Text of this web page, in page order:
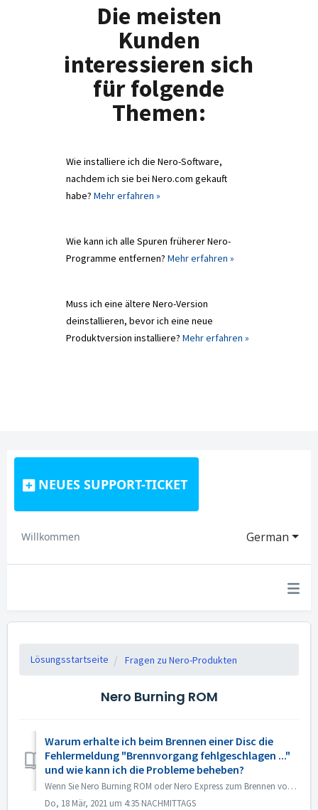
Die meisten
Kunden
interessieren sich
für folgende
Themen:
Wie installiere ich die Nero-Software,
nachdem ich sie bei Nero.com gekauft
habe? Mehr erfahren »
Wie kann ich alle Spuren früherer Nero-
Programme entfernen? Mehr erfahren »
Muss ich eine ältere Nero-Version
deinstallieren, bevor ich eine neue
Produktversion installiere? Mehr erfahren »
NEUES SUPPORT-TICKET
German
Willkommen
Lösungsstartseite Fragen zu Nero-Produkten
Nero Burning ROM
Warum erhalte ich beim Brennen einer Disc die
Fehlermeldung "Brennvorgang fehlgeschlagen ..."
und wie kann ich die Probleme beheben?
Wenn Sie Nero Burning ROM oder Nero Express zum Brennen von Inhalten auf eine Disk verwenden, kann es vorkommen, dass Sie die Fehlermeldung "Brennvorga...
Do, 18 Mär, 2021 um 4:35 NACHMITTAGS